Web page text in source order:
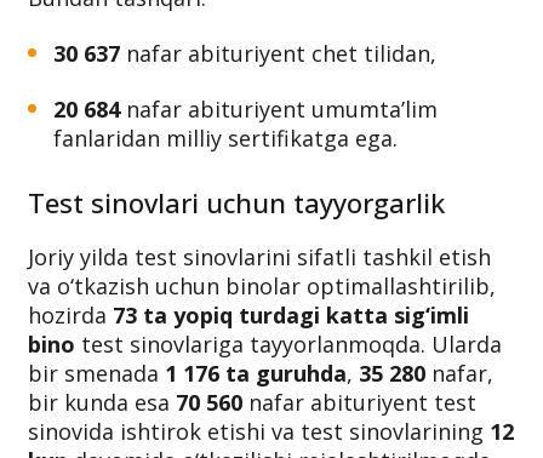
30 637 nafar abituriyent chet tilidan,
20 684nafar abituriyent umumta’lim
fanlaridan milliy sertifikatga ega.
Test sinovlari uchun tayyorgarlik
Joriy yilda test sinovlarini sifatli tashkil etish
va o‘tkazish uchun binolar optimallashtirilib,
hozirda 73 ta yopiq turdagi katta sig‘imli
bino test sinovlariga tayyorlanmoqda. Ularda
bir smenada 1 176 ta guruhda, 35 280 nafar,
bir kunda esa 70 560 nafar abituriyent test
sinovida ishtirok etishi va test sinovlarining 12